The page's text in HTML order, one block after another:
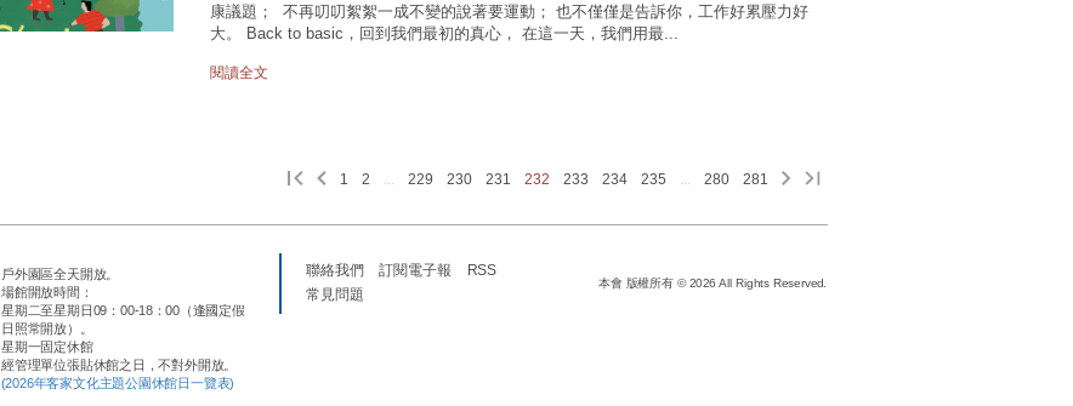
康議題； 不再叨叨絮絮一成不變的說著要運動； 也不僅僅是告訴你，工作好累壓力好
大。 Back to basic，回到我們最初的真心， 在這一天，我們用最...
閱讀全文
1 2 ... 229 230 231 232 233 234 235 ... 280 281
戶外園區全天開放。
場館開放時間：
星期二至星期日09：00-18：00（逢國定假
日照常開放）。
星期一固定休館
經管理單位張貼休館之日，不對外開放。
(2026年客家文化主題公園休館日一覽表)
聯絡我們 訂閱電子報
RSS
常見問題
本會 版權所有 © 2026 All Rights Reserved.